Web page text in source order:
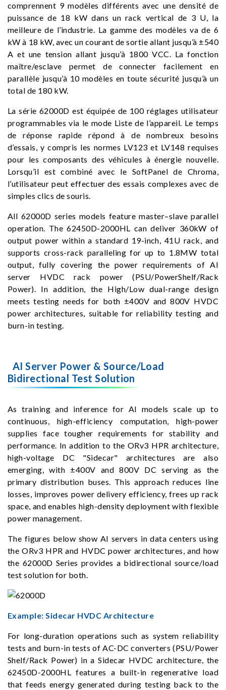
comprennent 9 modèles différents avec une densité de
puissance de 18 kW dans un rack vertical de 3 U, la
meilleure de l’industrie. La gamme des modèles va de 6
kW à 18 kW, avec un courant de sortie allant jusqu’à ±540
A et une tension allant jusqu’à 1800 VCC. La fonction
maître/esclave permet de connecter facilement en
parallèle jusqu’à 10 modèles en toute sécurité jusqu’à un
total de 180 kW.
La série 62000D est équipée de 100 réglages utilisateur
programmables via le mode Liste de l’appareil. Le temps
de réponse rapide répond à de nombreux besoins
d’essais, y compris les normes LV123 et LV148 requises
pour les composants des véhicules à énergie nouvelle.
Lorsqu’il est combiné avec le SoftPanel de Chroma,
l’utilisateur peut effectuer des essais complexes avec de
simples clics de souris.
All 62000D series models feature master–slave parallel
operation. The 62450D-2000HL can deliver 360kW of
output power within a standard 19-inch, 41U rack, and
supports cross-rack paralleling for up to 1.8MW total
output, fully covering the power requirements of AI
server HVDC rack power (PSU/PowerShelf/Rack
Power). In addition, the High/Low dual-range design
meets testing needs for both ±400V and 800V HVDC
power architectures, suitable for reliability testing and
burn-in testing.
AI Server Power & Source/Load
Bidirectional Test Solution
As training and inference for AI models scale up to
continuous, high-efficiency computation, high-power
supplies face tougher requirements for stability and
performance. In addition to the ORv3 HPR architecture,
high-voltage DC "Sidecar" architectures are also
emerging, with ±400V and 800V DC serving as the
primary distribution buses. This approach reduces line
losses, improves power delivery efficiency, frees up rack
space, and enables high-density deployment with flexible
power management.
The figures below show AI servers in data centers using
the ORv3 HPR and HVDC power architectures, and how
the 62000D Series provides a bidirectional source/load
test solution for both.
Example: Sidecar HVDC Architecture
For long-duration operations such as system reliability
tests and burn-in tests of AC-DC converters (PSU/Power
Shelf/Rack Power) in a Sidecar HVDC architecture, the
62450D-2000HL features a built-in regenerative load
that feeds energy generated during testing back to the